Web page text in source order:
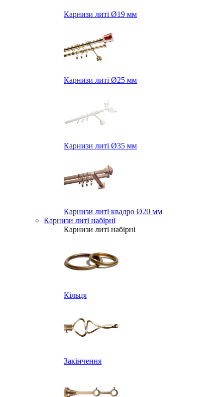
Карнизи литі Ø19 мм
Карнизи литі Ø25 мм
Карнизи литі Ø35 мм
Карнизи литі квадро Ø20 мм
Карнизи литі набірні
Карнизи литі набірні
Кільця
Закінчення